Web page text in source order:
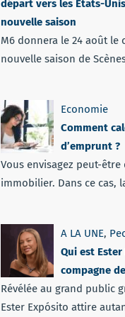
départ vers les Etats-
nouvelle saison
M6 donnera le 24 août le
nouvelle saison de
Economie
Comment
d’emprunt ?
Vous envisagez peut-être
immobilier. Dans ce cas,
A LA UNE,
Qui est
compagne
Révélée au grand public
Ester Expósito attire